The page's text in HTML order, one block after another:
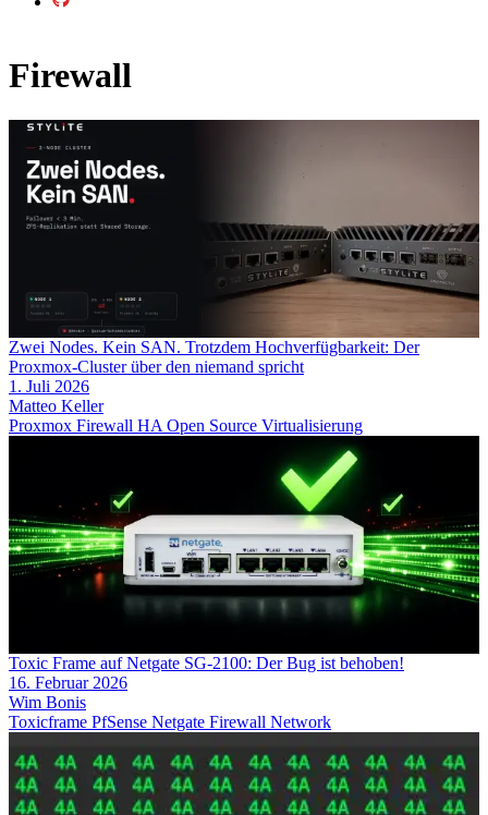
Firewall
Zwei Nodes. Kein SAN. Trotzdem Hochverfügbarkeit: Der
Proxmox-Cluster über den niemand spricht
1. Juli 2026
Matteo Keller
Proxmox Firewall HA Open Source Virtualisierung
Toxic Frame auf Netgate SG-2100: Der Bug ist behoben!
16. Februar 2026
Wim Bonis
Toxicframe PfSense Netgate Firewall Network